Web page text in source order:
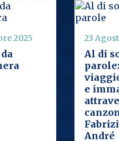
2025 23
Al di
e
André